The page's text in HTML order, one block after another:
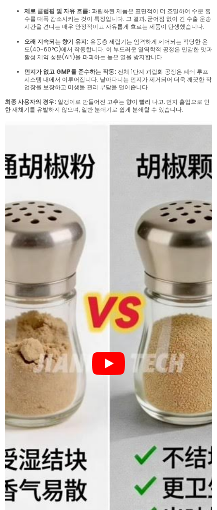
제로 클럼핑 및 자유 흐름: 과립화된 제품은 표면적이 더 조밀하여 수분 흡
수를 대폭 감소시키는 것이 특징입니다. 그 결과, 굳어짐 없이 긴 수출 운송
시간을 견디는 매우 안정적이고 자유롭게 흐르는 제품이 탄생했습니다.
오래 지속되는 향기 유지: 유동층 제립기는 엄격하게 제어되는 적당한 온
도(40-60°C)에서 작동합니다. 이 부드러운 열역학적 공정은 민감한 맛과
활성 제약 성분(API)을 파괴하는 높은 열을 방지합니다.
먼지가 없고 GMP를 준수하는 작동: 전체 1단계 과립화 공정은 폐쇄 루프
시스템 내에서 이루어집니다. 날아다니는 먼지가 제거되어 더욱 깨끗한 작
업장을 보장하고 미생물 관리 부담을 덜어줍니다.
최종 사용자의 경우: 알갱이로 만들어진 고추는 향이 빨리 나고, 먼지 흡입으로 인
한 재채기를 유발하지 않으며, 일반 분쇄기로 쉽게 분쇄할 수 있습니다.